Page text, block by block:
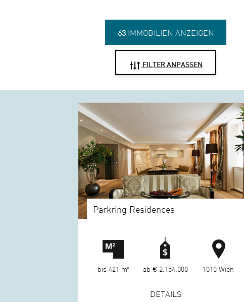
63 IMMOBILIEN ANZEIGEN
FILTER ANPASSEN
Parkring Residences
bis 421 m² ab € 2.154.000 1010 Wien
DETAILS